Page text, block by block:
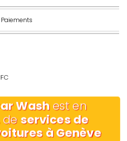
Paiements
Washest en
de services de
à Genève